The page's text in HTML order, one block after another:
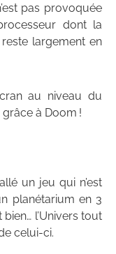
pas provoquée
dont la
largement en
au niveau du
à Doom !
un jeu qui n’est
planétarium en 3
l’Univers tout
celui-ci.